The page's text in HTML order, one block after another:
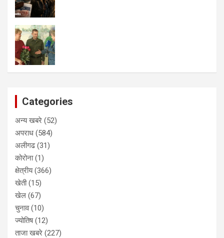
Categories
अन्य खबरे (52)
अपराध (584)
अलीगढ(31)
कोरोना(1)
क्षेत्रीय(366)
खेती(15)
खेल (67)
चुनाव(10)
ज्योतिष(12)
ताजा खबरे (227)